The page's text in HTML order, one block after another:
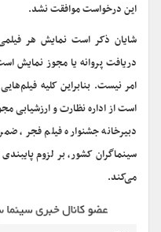
این درخواست موافقت نشد.
شایان ذکر است نمایش هر
دریافت پروانه یا مجوز نمایش
امر نیست. بنابراین کلیه
است از اداره نظارت و ارزشیابی
دبیرخانه جشنواره فیلم فجر،
سینماگران کشور، بر لزوم
می‌کند.